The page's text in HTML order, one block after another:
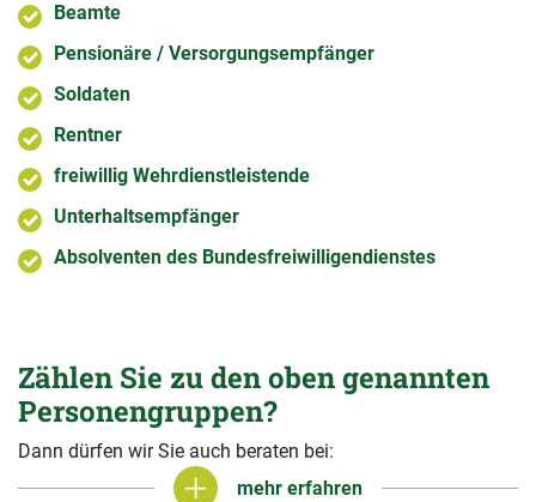
Beamte
Pensionäre / Versorgungsempfänger
Soldaten
Rentner
freiwillig Wehrdienstleistende
Unterhaltsempfänger
Absolventen des Bundesfreiwilligendienstes
Zählen Sie zu den oben genannten
Personengruppen?
Dann dürfen wir Sie auch beraten bei:
mehr erfahren
mehr erfahren